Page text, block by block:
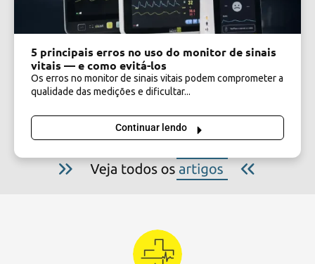
5 principais erros no uso do monitor de sinais
vitais — e como evitá-los
Os erros no monitor de sinais vitais podem comprometer a
qualidade das medições e dificultar...
Continuar lendo